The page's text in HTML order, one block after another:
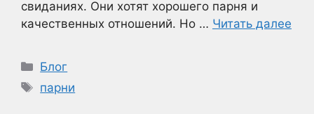
свиданиях. Они хотят хорошего парня и
качественных отношений. Но … Читать далее
Рубрики
Блог
Метки
парни